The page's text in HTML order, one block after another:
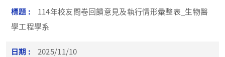
114年校友問卷回饋意見及執行情形彚整表_生物醫
學工程學系
2025/11/10